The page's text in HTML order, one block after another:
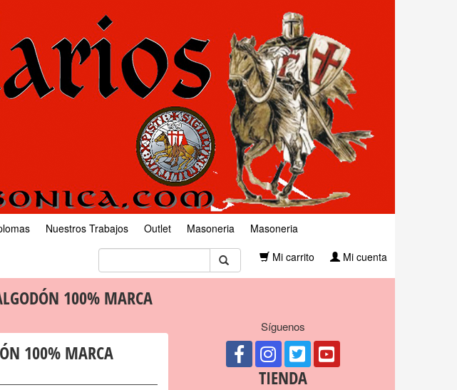
Nuestros Trabajos Outlet Masoneria
Masoneria
Mi carrito
Mi cuenta
100% MARCA
100% MARCA
Síguenos
TIENDA